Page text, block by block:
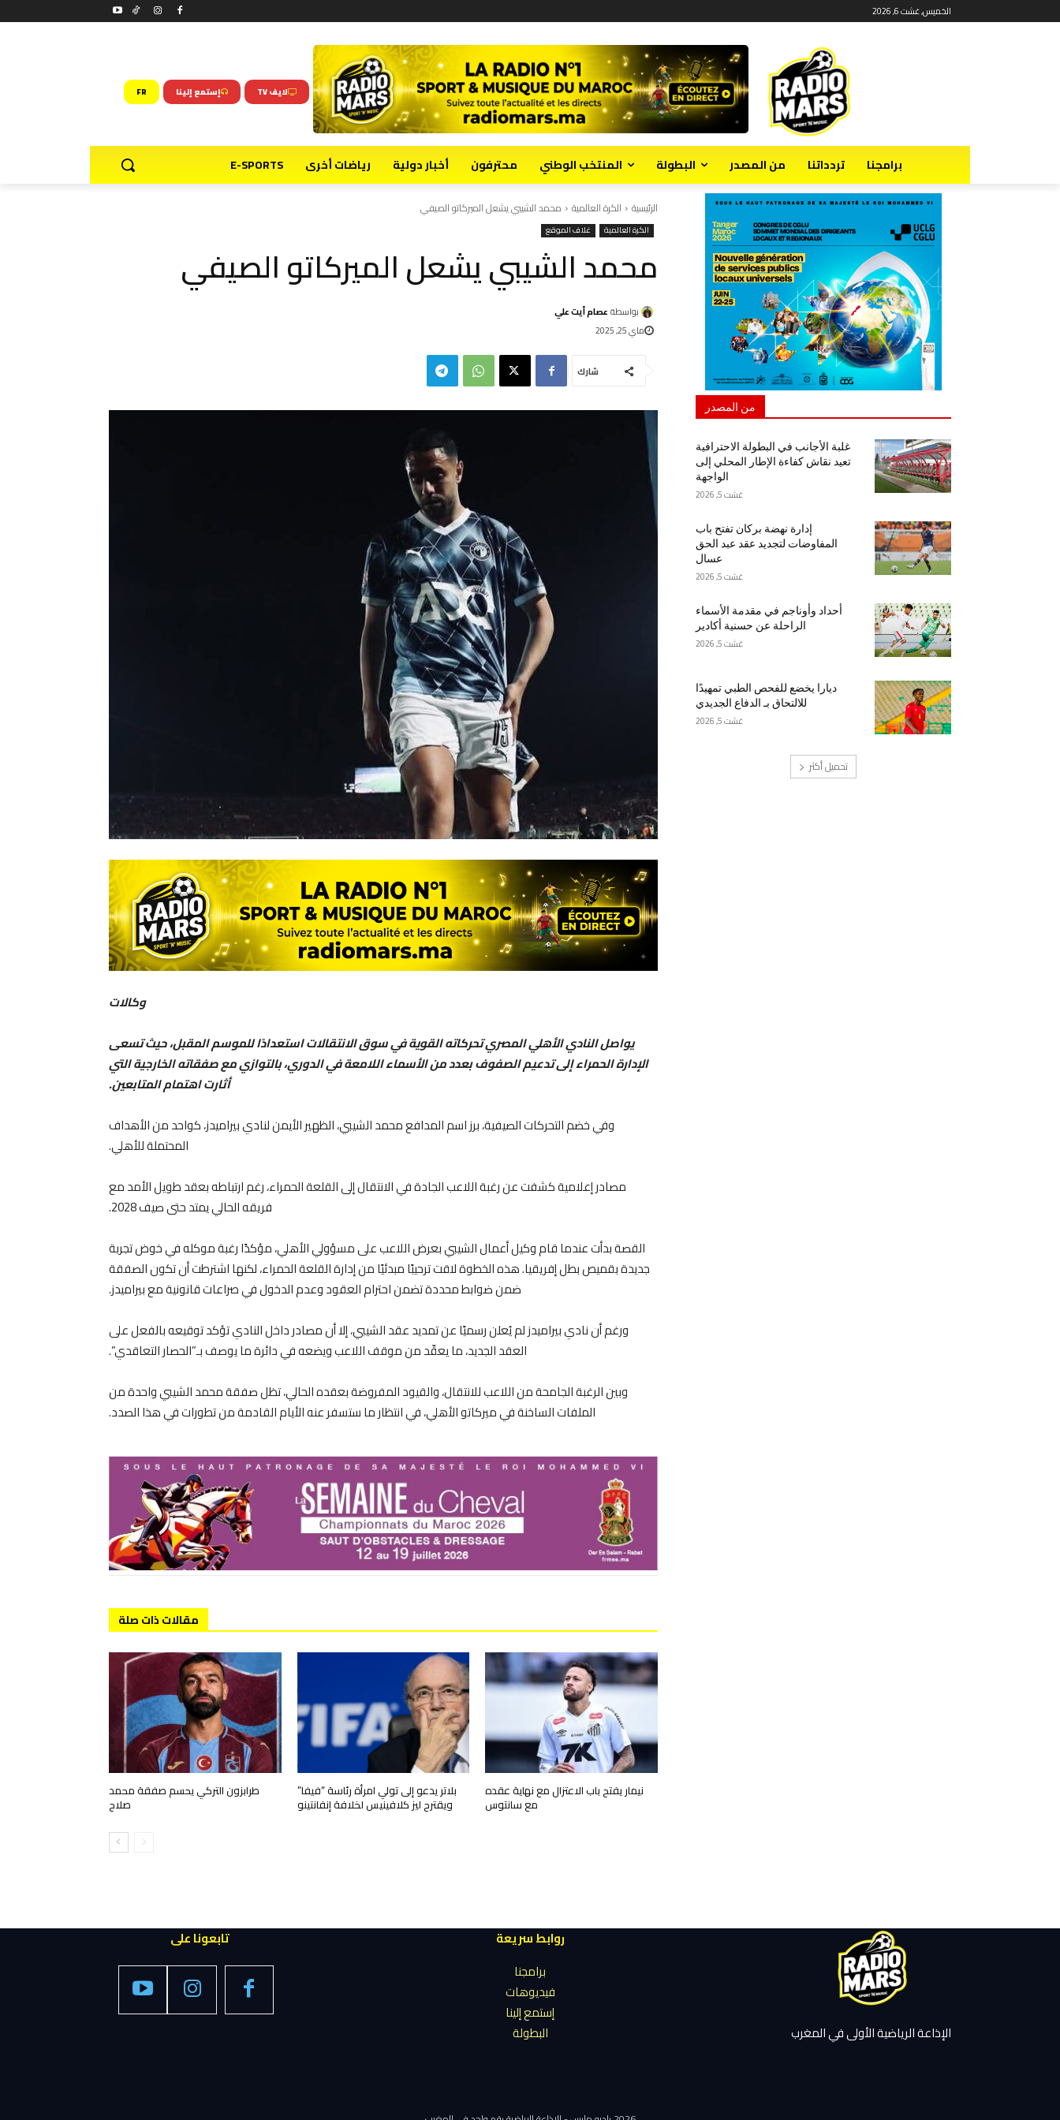
الخميس, غشت 6, 2026
لايف TV إستمع إلينا FR
برامجنا تردداتنا من المصدر البطولة المنتخب الوطني محترفون أخبار دولية رياضات أخرى E-SPORTS
الرئيسية الكرة العالمية محمد الشيبي يشعل الميركاتو الصيفي
الكرة العالمية غلاف الموقع
محمد الشيبي يشعل الميركاتو الصيفي
بواسطة عصام أيت علي
ماي 25, 2025
شارك
وكالات
يواصل النادي الأهلي المصري تحركاته القوية في سوق الانتقالات استعدادًا للموسم المقبل، حيث تسعى
الإدارة الحمراء إلى تدعيم الصفوف بعدد من الأسماء اللامعة في الدوري، بالتوازي مع صفقاته الخارجية التي
أثارت اهتمام المتابعين.
وفي خضم التحركات الصيفية، برز اسم المدافع محمد الشيبي، الظهير الأيمن لنادي بيراميدز، كواحد من الأهداف
المحتملة للأهلي.
مصادر إعلامية كشفت عن رغبة اللاعب الجادة في الانتقال إلى القلعة الحمراء، رغم ارتباطه بعقد طويل الأمد مع
فريقه الحالي يمتد حتى صيف 2028.
القصة بدأت عندما قام وكيل أعمال الشيبي بعرض اللاعب على مسؤولي الأهلي، مؤكدًا رغبة موكله في خوض تجربة
جديدة بقميص بطل إفريقيا. هذه الخطوة لاقت ترحيبًا مبدئيًا من إدارة القلعة الحمراء، لكنها اشترطت أن تكون الصفقة
ضمن ضوابط محددة تضمن احترام العقود وعدم الدخول في صراعات قانونية مع بيراميدز.
ورغم أن نادي بيراميدز لم يُعلن رسميًا عن تمديد عقد الشيبي، إلا أن مصادر داخل النادي تؤكد توقيعه بالفعل على
العقد الجديد، ما يعقّد من موقف اللاعب ويضعه في دائرة ما يوصف بـ”الحصار التعاقدي”.
وبين الرغبة الجامحة من اللاعب للانتقال، والقيود المفروضة بعقده الحالي، تظل صفقة محمد الشيبي واحدة من
الملفات الساخنة في ميركاتو الأهلي، في انتظار ما ستسفر عنه الأيام القادمة من تطورات في هذا الصدد.
مقالات ذات صلة
نيمار يفتح باب الاعتزال مع نهاية عقده
مع سانتوس
بلاتر يدعو إلى تولي امرأة رئاسة “فيفا”
ويقترح ليز كلافينيس لخلافة إنفانتينو
طرابزون التركي يحسم صفقة محمد
صلاح
من المصدر
غلبة الأجانب في البطولة الاحترافية
تعيد نقاش كفاءة الإطار المحلي إلى
الواجهة
غشت 5, 2026
إدارة نهضة بركان تفتح باب
المفاوضات لتجديد عقد عبد الحق
عسال
غشت 5, 2026
أحداد وأوناجم في مقدمة الأسماء
الراحلة عن حسنية أكادير
غشت 5, 2026
ديارا يخضع للفحص الطبي تمهيدًا
للالتحاق بـ الدفاع الجديدي
غشت 5, 2026
تحميل أكثر
تابعونا على
روابط سريعة
برامجنا
فيديوهات
إستمع إلينا
البطولة
الإذاعة الرياضية الأولى في المغرب